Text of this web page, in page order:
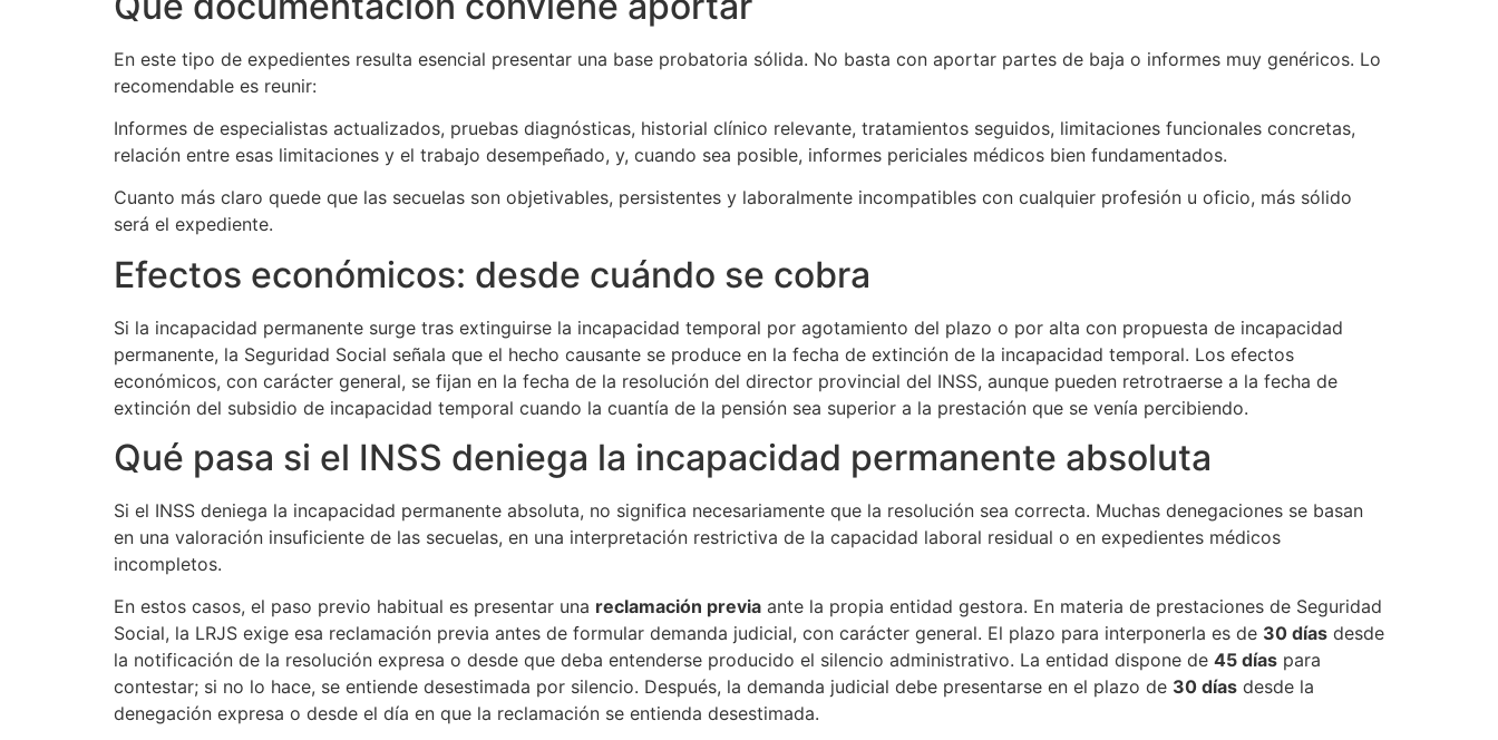
En este tipo de expedientes resulta esencial presentar una base probatoria sólida. No basta con aportar partes de baja o informes muy genéricos. Lo
recomendable es reunir:
Informes de especialistas actualizados, pruebas diagnósticas, historial clínico relevante, tratamientos seguidos, limitaciones funcionales concretas,
relación entre esas limitaciones y el trabajo desempeñado, y, cuando sea posible, informes periciales médicos bien fundamentados.
Cuanto más claro quede que las secuelas son objetivables, persistentes y laboralmente incompatibles con cualquier profesión u oficio, más sólido
será el expediente.
Efectos económicos: desde cuándo se cobra
Si la incapacidad permanente surge tras extinguirse la incapacidad temporal por agotamiento del plazo o por alta con propuesta de incapacidad
permanente, la Seguridad Social señala que el hecho causante se produce en la fecha de extinción de la incapacidad temporal. Los efectos
económicos, con carácter general, se fijan en la fecha de la resolución del director provincial del INSS, aunque pueden retrotraerse a la fecha de
extinción del subsidio de incapacidad temporal cuando la cuantía de la pensión sea superior a la prestación que se venía percibiendo.
Qué pasa si el INSS deniega la incapacidad permanente absoluta
Si el INSS deniega la incapacidad permanente absoluta, no significa necesariamente que la resolución sea correcta. Muchas denegaciones se basan
en una valoración insuficiente de las secuelas, en una interpretación restrictiva de la capacidad laboral residual o en expedientes médicos
incompletos.
En estos casos, el paso previo habitual es presentar una reclamación previa ante la propia entidad gestora. En materia de prestaciones de Seguridad
Social, la LRJS exige esa reclamación previa antes de formular demanda judicial, con carácter general. El plazo para interponerla es de 30 días desde
la notificación de la resolución expresa o desde que deba entenderse producido el silencio administrativo. La entidad dispone de 45 días para
contestar; si no lo hace, se entiende desestimada por silencio. Después, la demanda judicial debe presentarse en el plazo de 30 días desde la
denegación expresa o desde el día en que la reclamación se entienda desestimada.